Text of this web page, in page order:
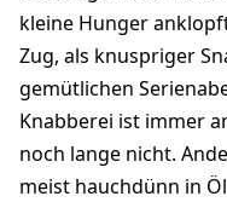
kleine Hunger
Zug, als knuspriger
gemütlichen
Knabberei ist immer
noch lange nicht.
meist hauchdünn in